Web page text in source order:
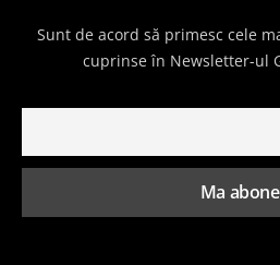
Sunt de acord să primesc cele
cuprinse în Newsletter-ul